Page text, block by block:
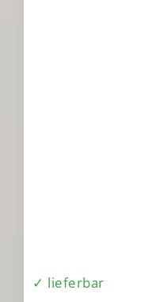
✓ lieferbar